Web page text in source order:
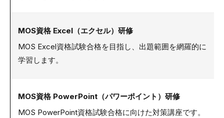
MOS資格 Excel（エクセル）研修
MOS Excel資格試験合格を目指し、出題範囲を網羅的に
学習します。
MOS資格 PowerPoint（パワーポイント）研修
MOS PowerPoint資格試験合格に向けた対策講座です。